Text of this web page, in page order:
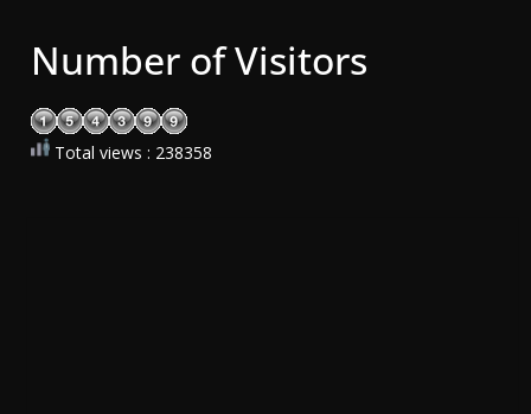
Number of Visitors
Total views : 238358